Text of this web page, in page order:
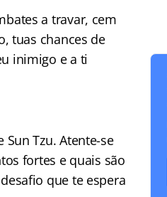
a travar, cem
tuas chances de
inimigo e a ti
Sun Tzu. Atente-se
fortes e quais são
que te espera